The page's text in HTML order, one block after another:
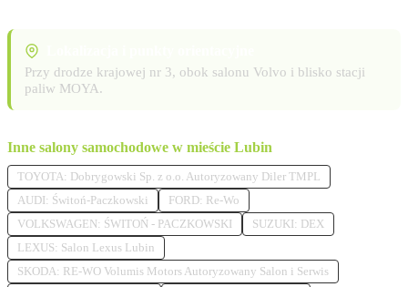
Przy drodze krajowej nr 3, obok salonu Volvo i blisko stacji
paliw MOYA.
Inne salony samochodowe w mieście Lubin
TOYOTA: Dobrygowski Sp. z o.o. Autoryzowany Diler TMPL
AUDI: Świtoń-Paczkowski
FORD: Re-Wo
VOLKSWAGEN: ŚWITOŃ - PACZKOWSKI
SUZUKI: DEX
LEXUS: Salon Lexus Lubin
SKODA: RE-WO Volumis Motors Autoryzowany Salon i Serwis